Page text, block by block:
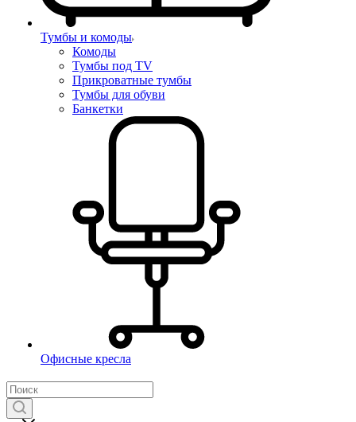
Тумбы и комоды
Комоды
Тумбы под TV
Прикроватные тумбы
Тумбы для обуви
Банкетки
Офисные кресла